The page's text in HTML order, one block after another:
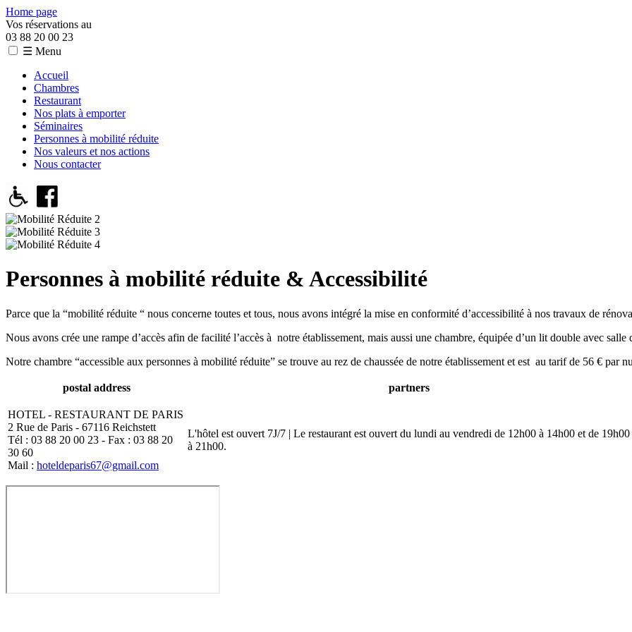
Home page
Vos réservations au
03 88 20 00 23
☰ Menu
Accueil
Chambres
Restaurant
Nos plats à emporter
Séminaires
Personnes à mobilité réduite
Nos valeurs et nos actions
Nous contacter
Personnes à mobilité réduite & Accessibilité
Parce que la “mobilité réduite “ nous concerne toutes et tous, nous avons intégré la mise en conformité d’accessibilité à nos travaux de
Nous avons crée une rampe d’accès afin de facilité l’accès à notre établissement, mais aussi une chambre, équipée d’un lit double avec
Notre chambre “accessible aux personnes à mobilité réduite” se trouve au rez de chaussée de notre établissement et est au tarif de 56 € par
postal address partners
HOTEL - RESTAURANT DE PARIS
2 Rue de Paris - 67116 Reichstett
Tél : 03 88 20 00 23 - Fax : 03 88 20
30 60
Mail : hoteldeparis67@gmail.com
L'hôtel est ouvert 7J/7 | Le restaurant est ouvert du lundi au vendredi de 12h00 à 14h00 et de 19h00
à 21h00.